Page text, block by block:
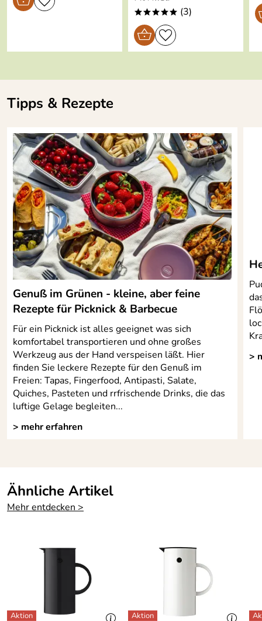
Edelstahleinsatz
langlebig, recylingfähig für
nachhaltige Freude
***** (3)
Tipps & Rezepte
Genuß im Grünen - kleine, aber feine
Rezepte für Picknick & Barbecue
Für ein Picknick ist alles geeignet was sich
komfortabel transportieren und ohne großes
Werkzeug aus der Hand verspeisen läßt. Hier
finden Sie leckere Rezepte für den Genuß im
Freien: Tapas, Fingerfood, Antipasti, Salate,
Quiches, Pasteten und rrfrischende Drinks, die das
luftige Gelage begleiten...
> mehr erfahren
>
Ähnliche Artikel
Mehr entdecken >